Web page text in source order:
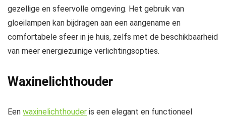
gezellige en sfeervolle omgeving. Het gebruik van
gloeilampen kan bijdragen aan een aangename en
comfortabele sfeer in je huis, zelfs met de beschikbaarheid
van meer energiezuinige verlichtingsopties.
Waxinelichthouder
Een waxinelichthouder is een elegant en functioneel